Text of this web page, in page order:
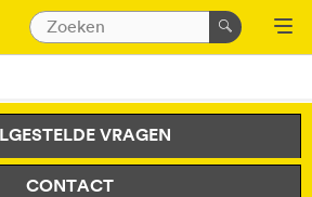
VRAGEN
CONTACT